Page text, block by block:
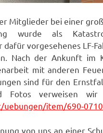
Mitglieder bei einer
wurde als
vorgesehenes LF-
Nach der Ankunft im
mit anderen
sind für den
Fotos verweisen
item/690-
von uns an einer